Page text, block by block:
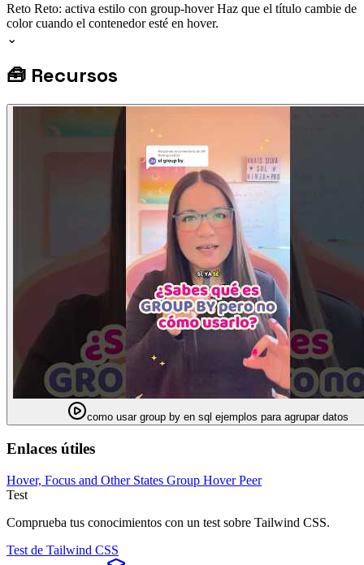
Reto Reto: activa estilo con group-hoverHaz que el título cambie de
color cuando el contenedor esté en hover.
⌄
🧰 Recursos
como usar group by en sql ejemplos para agrupar datos
Enlaces útiles
Hover, Focus and Other States Group HoverPeer
Test
Comprueba tus conocimientos con un test sobre Tailwind CSS.
Test de Tailwind CSS